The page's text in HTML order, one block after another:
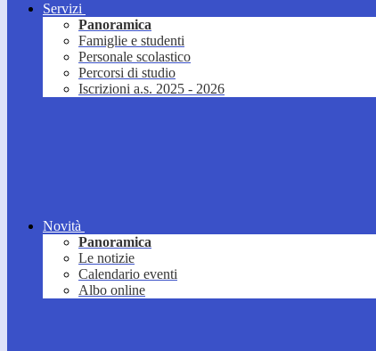
Servizi
Panoramica
Famiglie e studenti
Personale scolastico
Percorsi di studio
Iscrizioni a.s. 2025 - 2026
Novità
Panoramica
Le notizie
Calendario eventi
Albo online